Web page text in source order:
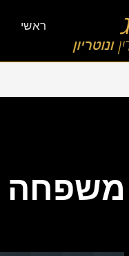
ראשי
משפחה